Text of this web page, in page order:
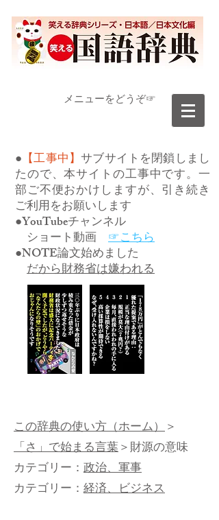
​メニューをどうぞ☞
● 【工事中】サブサイトを閉鎖しまし
たので、本サイトの工事中です。一
部ご不便おかけしますが、引き続き
ご利用をお願いします
●YouTubeチャンネル
ショート動画 ☞こちら
●NOTE論文始めました
だから財務省は嫌われる
この辞典の使い方（ホーム）＞
「さ」で始まる言葉＞財源の意味
カテゴリー： 政治、軍事
カテゴリー： 経済、ビジネス